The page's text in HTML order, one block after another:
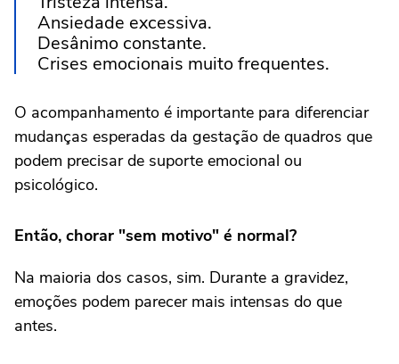
Ansiedade excessiva.
Desânimo constante.
Crises emocionais muito frequentes.
O acompanhamento é importante para diferenciar
mudanças esperadas da gestação de quadros que
podem precisar de suporte emocional ou
psicológico.
Então, chorar "sem motivo" é normal?
Na maioria dos casos, sim. Durante a gravidez,
emoções podem parecer mais intensas do que
antes.